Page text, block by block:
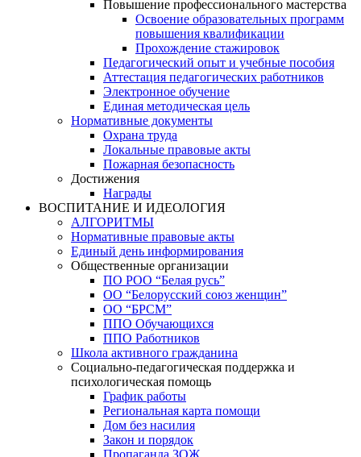
Повышение профессионального мастерства
Освоение образовательных программ
повышения квалификации
Прохождение стажировок
Педагогический опыт и учебные пособия
Аттестация педагогических работников
Электронное обучение
Единая методическая цель
Нормативные документы
Охрана труда
Локальные правовые акты
Пожарная безопасность
Достижения
Награды
ВОСПИТАНИЕ И ИДЕОЛОГИЯ
АЛГОРИТМЫ
Нормативные правовые акты
Единый день информирования
Общественные организации
ПО РОО “Белая русь”
ОО “Белорусский союз женщин”
ОО “БРСМ”
ППО Обучающихся
ППО Работников
Школа активного гражданина
Социально-педагогическая поддержка и
психологическая помощь
График работы
Региональная карта помощи
Дом без насилия
Закон и порядок
Пропаганда ЗОЖ